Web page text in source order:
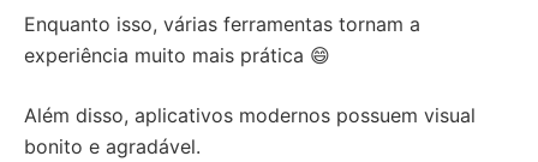
Enquanto isso, várias ferramentas tornam a
experiência muito mais prática 😄
Além disso, aplicativos modernos possuem visual
bonito e agradável.